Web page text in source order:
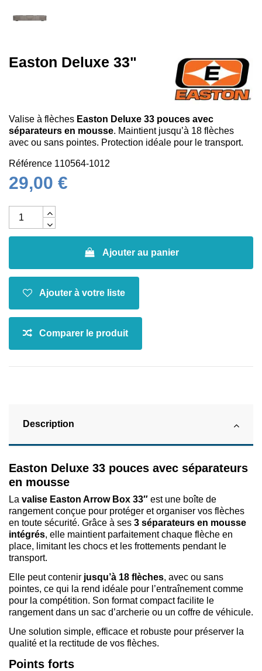
Easton Deluxe 33"
Valise à flèches Easton Deluxe 33 pouces avec
séparateurs en mousse. Maintient jusqu’à 18 flèches
avec ou sans pointes. Protection idéale pour le transport.
Référence 110564-1012
29,00 €
Ajouter au panier
Description
Easton Deluxe 33 pouces avec séparateurs
en mousse
La valise Easton Arrow Box 33″ est une boîte de
rangement conçue pour protéger et organiser vos flèches
en toute sécurité. Grâce à ses 3 séparateurs en mousse
intégrés, elle maintient parfaitement chaque flèche en
place, limitant les chocs et les frottements pendant le
transport.
Elle peut contenir jusqu’à 18 flèches, avec ou sans
pointes, ce qui la rend idéale pour l’entraînement comme
pour la compétition. Son format compact facilite le
rangement dans un sac d’archerie ou un coffre de véhicule.
Une solution simple, efficace et robuste pour préserver la
qualité et la rectitude de vos flèches.
Points forts